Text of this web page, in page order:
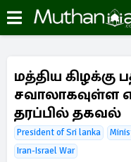
மத்திய
சவாலாகவுள்ள
தரப்பில் தகவல்
President of Sri lanka
Iran-Israel War